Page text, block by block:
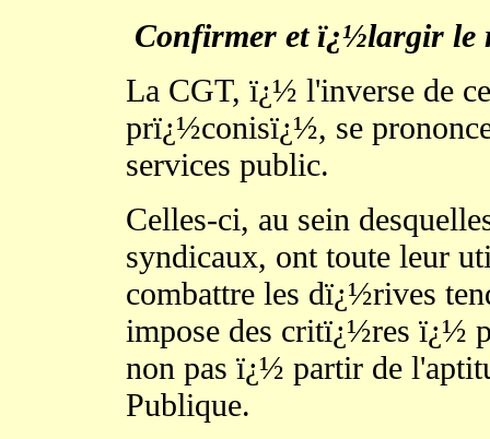
Confirmer et ï¿½largir le
La CGT, ï¿½ l'inverse de
prï¿½conisï¿½, se
services public.
Celles-ci, au sein
syndicaux, ont toute leur
combattre les dï¿½rives
impose des critï¿½res ï¿½
non pas ï¿½ partir de
Publique.